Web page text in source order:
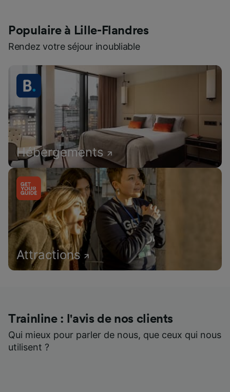
Populaire à Lille-Flandres
Rendez votre séjour inoubliable
Hébergements
Attractions
Trainline : l'avis de nos clients
Qui mieux pour parler de nous, que ceux qui nous
utilisent ?